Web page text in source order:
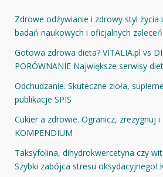
Zdrowe odżywianie i zdrowy styl życia
badań naukowych i oficjalnych
Gotowa zdrowa dieta? VITALIA.pl vs
PORÓWNANIE Największe serwisy
Odchudzanie. Skuteczne zioła,
publikacje SPIS
Cukier a zdrowie. Ogranicz, zrezygnuj
KOMPENDIUM
Taksyfolina, dihydrokwercetyna czy
Szybki zabójca stresu oksydacyjnego!